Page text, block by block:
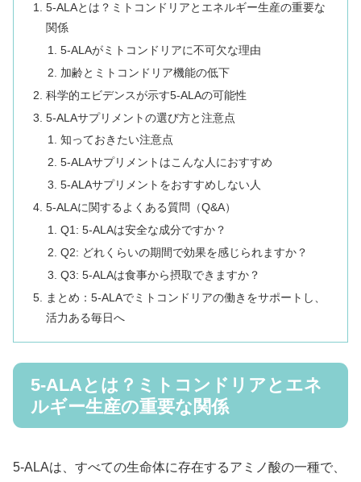
5-ALAとは？ミトコンドリアとエネルギー生産の重要な
関係
5-ALAがミトコンドリアに不可欠な理由
加齢とミトコンドリア機能の低下
科学的エビデンスが示す5-ALAの可能性
5-ALAサプリメントの選び方と注意点
知っておきたい注意点
5-ALAサプリメントはこんな人におすすめ
5-ALAサプリメントをおすすめしない人
5-ALAに関するよくある質問（Q&A）
Q1: 5-ALAは安全な成分ですか？
Q2: どれくらいの期間で効果を感じられますか？
Q3: 5-ALAは食事から摂取できますか？
まとめ：5-ALAでミトコンドリアの働きをサポートし、
活力ある毎日へ
5-ALAとは？ミトコンドリアとエネ
ルギー生産の重要な関係
5-ALAは、すべての生命体に存在するアミノ酸の一種で、